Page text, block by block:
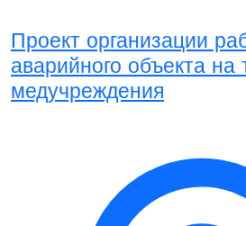
Проект организации
аварийного объекта на
медучреждения